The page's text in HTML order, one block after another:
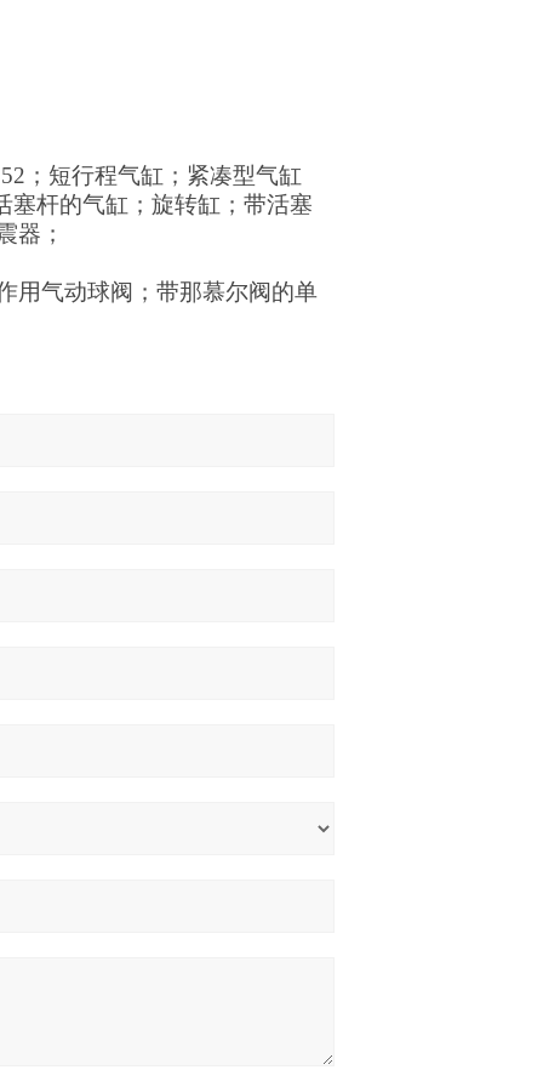
；短行程气缸；紧凑型气缸
塞杆的气缸；旋转缸；带活塞
器；
用气动球阀；带那慕尔阀的单